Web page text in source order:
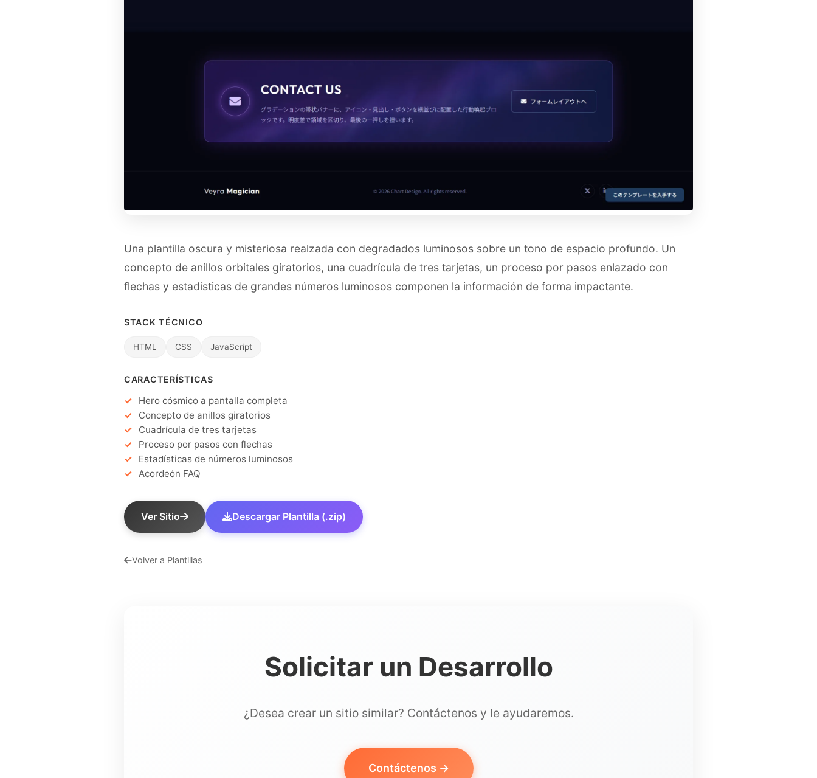
Una plantilla oscura y misteriosa realzada con degradados luminosos sobre un tono de espacio profundo. Un
concepto de anillos orbitales giratorios, una cuadrícula de tres tarjetas, un proceso por pasos enlazado con
flechas y estadísticas de grandes números luminosos componen la información de forma impactante.
STACK TÉCNICO
HTML CSS JavaScript
CARACTERÍSTICAS
Hero cósmico a pantalla completa
Concepto de anillos giratorios
Cuadrícula de tres tarjetas
Proceso por pasos con flechas
Estadísticas de números luminosos
Acordeón FAQ
Ver Sitio Descargar Plantilla (.zip)
Volver a Plantillas
Solicitar un Desarrollo
¿Desea crear un sitio similar? Contáctenos y le ayudaremos.
Contáctenos →